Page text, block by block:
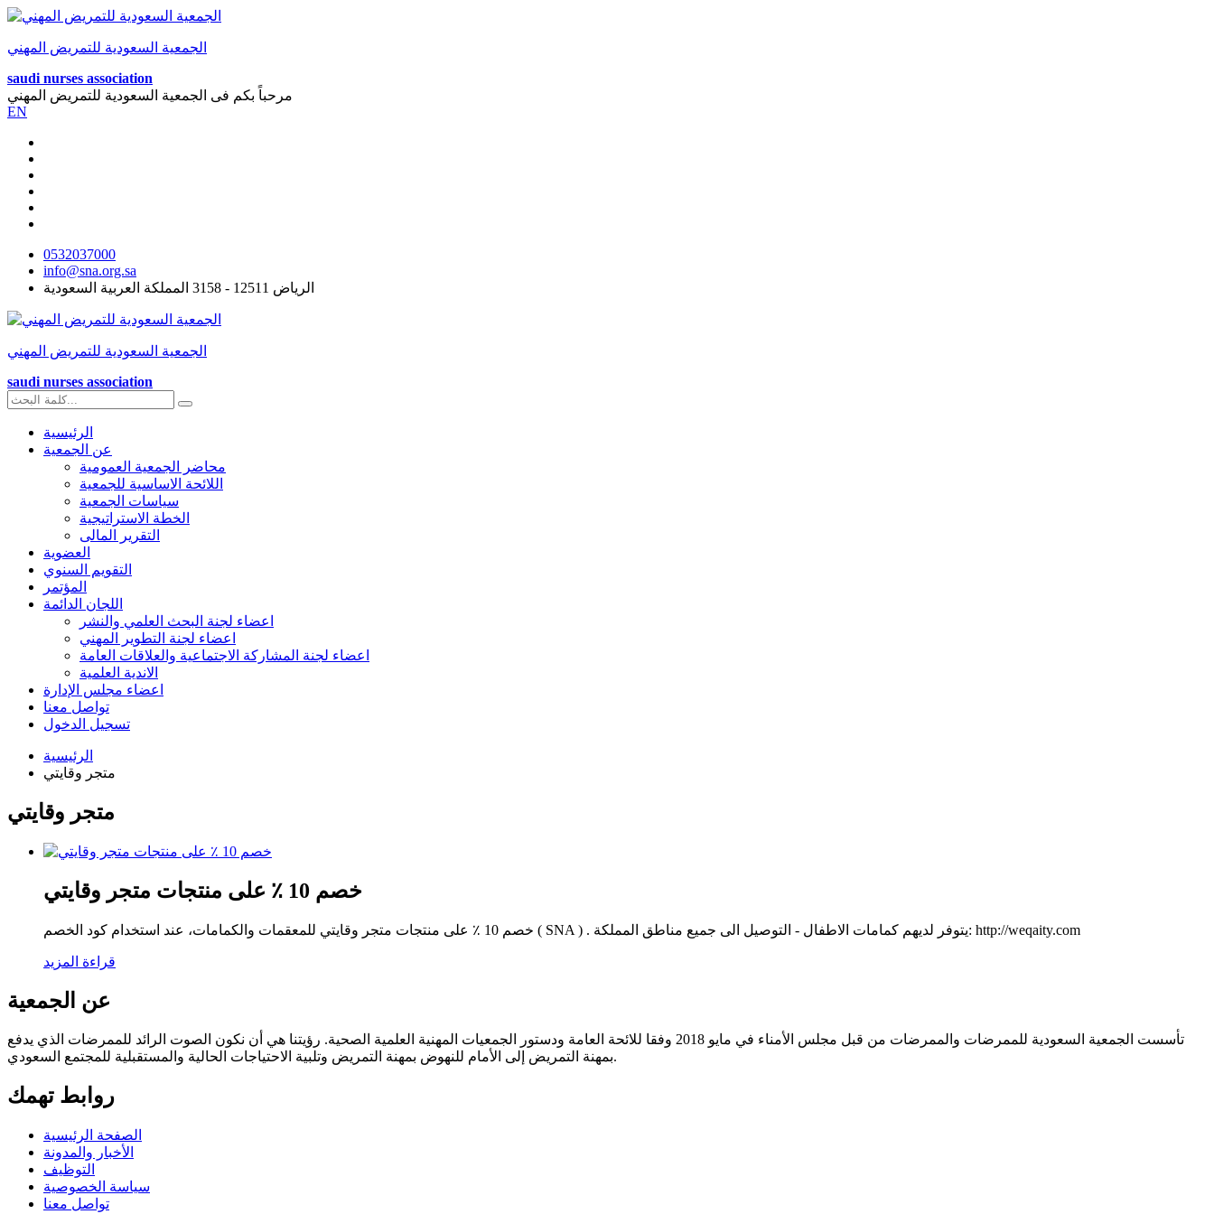
الجمعية السعودية للتمريض المهني
saudi nurses association
مرحباً بكم فى الجمعية السعودية للتمريض المهني
EN
0532037000
info@sna.org.sa
الرياض 12511 - 3158 المملكة العربية السعودية
الجمعية السعودية للتمريض المهني
saudi nurses association
الرئيسية
عن الجمعية
محاضر الجمعية العمومية
اللائحة الاساسية للجمعية
سياسات الجمعية
الخطة الاستراتيجية
التقرير المالى
العضوية
التقويم السنوي
المؤتمر
اللجان الدائمة
اعضاء لجنة البحث العلمي والنشر
اعضاء لجنة التطوير المهني
اعضاء لجنة المشاركة الاجتماعية والعلاقات العامة
الاندية العلمية
اعضاء مجلس الإدارة
تواصل معنا
تسجيل الدخول
الرئيسية
متجر وقايتي
متجر وقايتي
خصم 10 ٪ على منتجات متجر وقايتي
خصم 10 ٪ على منتجات متجر وقايتي للمعقمات والكمامات، عند استخدام كود الخصم ( SNA ) . يتوفر لديهم كمامات الاطفال - التوصيل الى جميع مناطق المملكة: http://weqaity.com
قراءة المزيد
عن الجمعية
تأسست الجمعية السعودية للممرضات والممرضات من قبل مجلس الأمناء في مايو 2018 وفقا للائحة العامة ودستور الجمعيات المهنية العلمية الصحية. رؤيتنا هي أن نكون الصوت الرائد للممرضات الذي يدفع
بمهنة التمريض إلى الأمام للنهوض بمهنة التمريض وتلبية الاحتياجات الحالية والمستقبلية للمجتمع السعودي.
روابط تهمك
الصفحة الرئيسية
الأخبار والمدونة
التوظيف
سياسة الخصوصية
تواصل معنا